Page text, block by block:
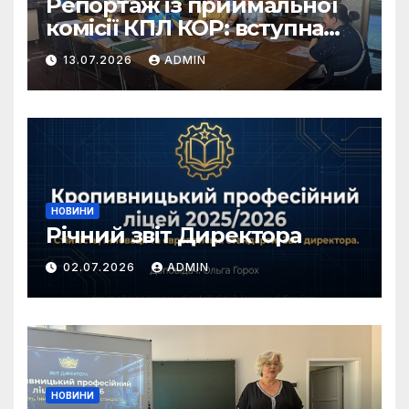
комісії КПЛ КОР: вступна
кампанія 2026 у самому
розпалі!
13.07.2026 ADMIN
НОВИНИ
Річний звіт Директора
02.07.2026 ADMIN
НОВИНИ